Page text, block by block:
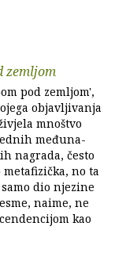
zemljom
pod zemljom',
objavljivanja
mnoštvo
među­na­
nagrada, često
no ta
dio njezine
naime, ne
kao